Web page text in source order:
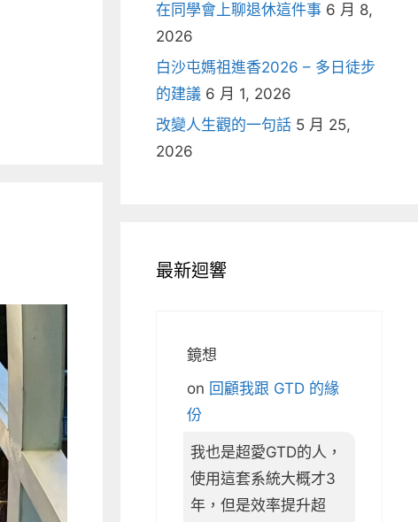
在同學會上聊退休這件事 6 月 8,
2026
白沙屯媽祖進香2026 – 多日徒步
的建議 6 月 1, 2026
改變人生觀的一句話 5 月 25,
2026
最新迴響
鏡想
on 回顧我跟 GTD 的緣
份
我也是超愛GTD的人，
使用這套系統大概才3
年，但是效率提升超